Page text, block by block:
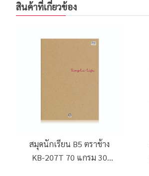
สินค้าที่เกี่ยวข้อง
สมุดนักเรียน B5 ตราช้าง
KB-207T 70 แกรม 30